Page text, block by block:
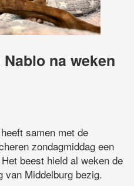
na weken
samen met de
zondagmiddag een
beest hield al weken de
van Middelburg bezig.